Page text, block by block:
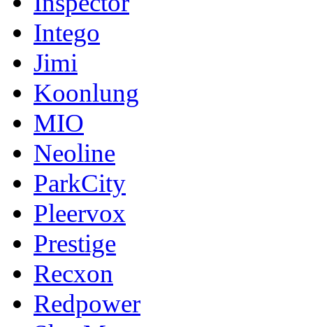
Intego
Jimi
Koonlung
MIO
Neoline
ParkCity
Pleervox
Prestige
Recxon
Redpower